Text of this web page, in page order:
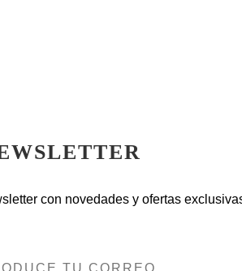
con novedades y ofertas